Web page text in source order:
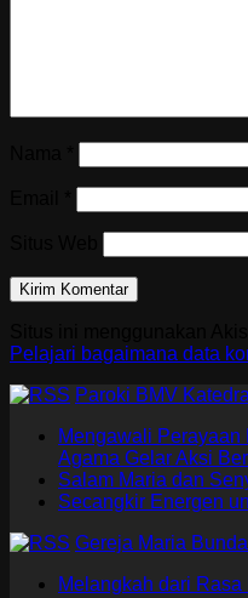
Pelajari bagaimana data
Paroki BMV
Mengawali
Agama Gelar Aksi
Salam Maria dan
Secangkir Energen
Gereja Maria
Melangkah dari